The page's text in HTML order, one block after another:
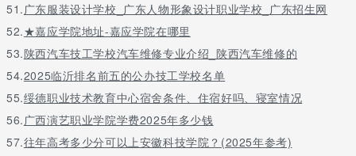
51.广东服装设计学校_广东人物形象设计职业学校_广东招生网
52.★嘉应学院地址-嘉应学院在哪里
53.陕西汽车技工学校汽车维修专业介绍_陕西汽车维修的
54.2025临沂排名前五的公办技工学校名单
55.绥德职业技术教育中心宿舍条件、住宿好吗、寝室情况
56.广西演艺职业学院学费2025年多少钱
57.往年高考多少分可以上安徽科技学院？(2025年参考)